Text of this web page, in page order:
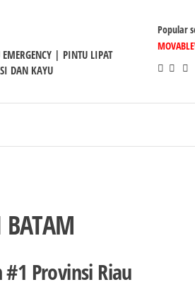
| PINTU LIPAT
DAN KAYU
Popular
BATAM
Provinsi Riau